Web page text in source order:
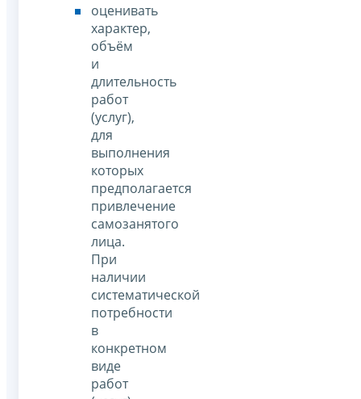
оценивать
характер,
объём
и
длительность
работ
(услуг),
для
выполнения
которых
предполагается
привлечение
самозанятого
лица.
При
наличии
систематической
потребности
в
конкретном
виде
работ